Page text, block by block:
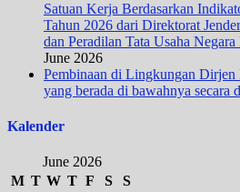
Satuan Kerja Berdasarkan
Tahun 2026 dari Direktorat
dan Peradilan Tata Usaha
June 2026
Pembinaan di Lingkungan
yang berada di bawahnya secara
Kalender
June 2026
M T W T F S
S